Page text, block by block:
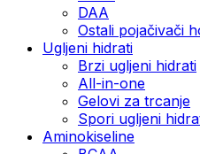
DAA
Ostali pojačivači
Ugljeni hidrati
Brzi ugljeni hidrati
All-in-one
Gelovi za trcanje
Spori ugljeni
Aminokiseline